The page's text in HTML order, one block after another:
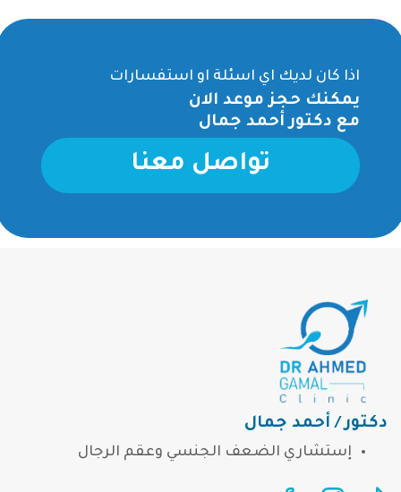
اذا كان لديك اي اسئلة او استفسارات
يمكنك حجز موعد الان
مع دكتور أحمد جمال
تواصل معنا
دكتور / أحمد جمال
إستشاري الضعف الجنسي وعقم الرجال